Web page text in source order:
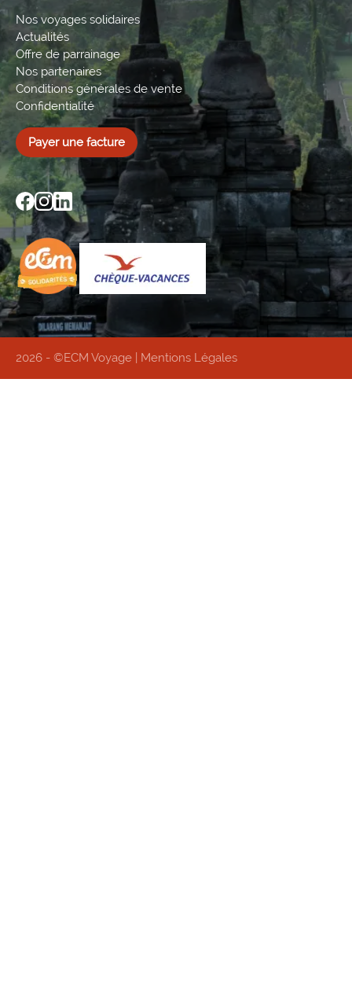
Nos voyages solidaires
Actualités
Offre de parrainage
Nos partenaires
Conditions générales de vente
Confidentialité
Payer une facture
2026 - ©ECM Voyage | Mentions Légales